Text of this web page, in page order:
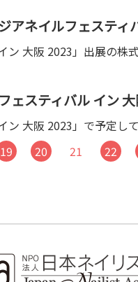
アネイルフェスティ
ン 大阪 2023」出展の
ェスティバル イン
ン 大阪 2023」で予定し
19 20 21 22